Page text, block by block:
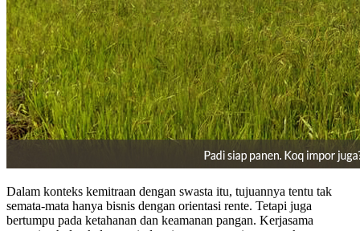
Dalam konteks kemitraan dengan swasta itu, tujuannya tentu tak
semata-mata hanya bisnis dengan orientasi rente. Tetapi juga
bertumpu pada ketahanan dan keamanan pangan. Kerjasama